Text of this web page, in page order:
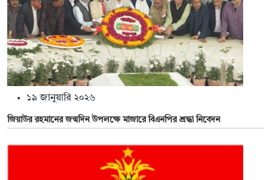
১৯ জানুয়ারি ২০২৬
জিয়াউর রহমানের জন্মদিন উপলক্ষে মাজারে বিএনপির শ্রদ্ধা নিবেদন